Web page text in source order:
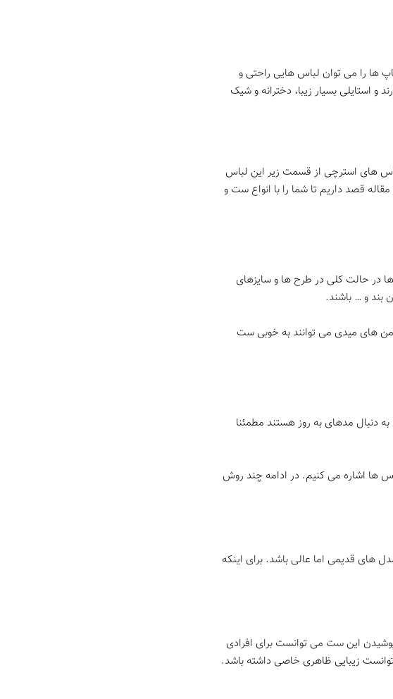
ها را می توان لباس هایی راحتی و
استایلی بسیار زیبا، دخترانه و شیک
های استرچی از قسمت زیر این لباس
قصد داریم تا شما را با انواع ست و
در حالت کلی در طرح ها و سایزهای
بند و … باشند.
های میدی می توانند به خوبی ست
دنبال مدهای به روز هستند مطمئنا
ها اشاره می کنیم. در ادامه چند روش
های قدیمی اما عالی باشد. برای اینکه
پوشیدن این ست می توانست برای افرادی
زیبایی ظاهری خاصی داشته باشد.